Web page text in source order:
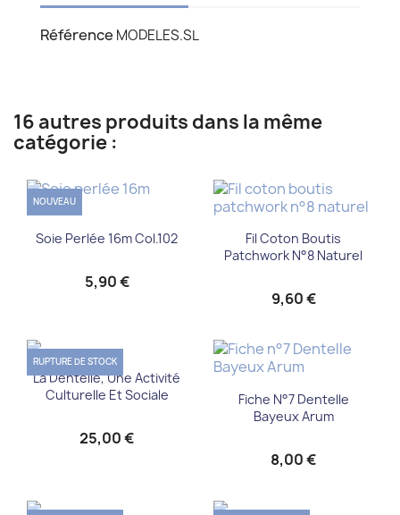
Référence MODELES.SL
16 autres produits dans la même
catégorie :
Soie Perlée 16m Col.102
5,90 €
NOUVEAU
Fil Coton Boutis
Patchwork N°8 Naturel
9,60 €
La Dentelle, Une Activité
Culturelle Et Sociale
25,00 €
RUPTURE DE STOCK
Fiche N°7 Dentelle
Bayeux Arum
8,00 €